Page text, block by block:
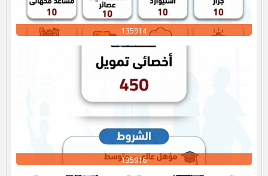
135914
135916